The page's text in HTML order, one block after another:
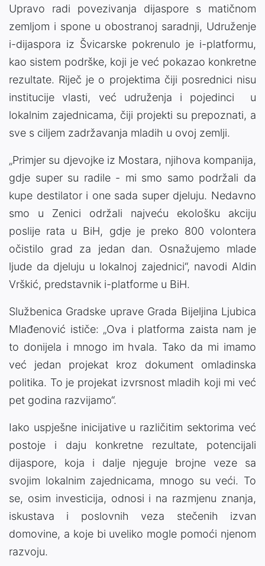
Upravo radi povezivanja dijaspore s matičnom
zemljom i spone u obostranoj saradnji, Udruženje
i-dijaspora iz Švicarske pokrenulo je i-platformu,
kao sistem podrške, koji je već pokazao konkretne
rezultate. Riječ je o projektima čiji posrednici nisu
institucije vlasti, već udruženja i pojedinci u
lokalnim zajednicama, čiji projekti su prepoznati, a
sve s ciljem zadržavanja mladih u ovoj zemlji.
„Primjer su djevojke iz Mostara, njihova kompanija,
gdje super su radile - mi smo samo podržali da
kupe destilator i one sada super djeluju. Nedavno
smo u Zenici održali najveću ekološku akciju
poslije rata u BiH, gdje je preko 800 volontera
očistilo grad za jedan dan. Osnažujemo mlade
ljude da djeluju u lokalnoj zajednici“, navodi Aldin
Vrškić, predstavnik i-platforme u BiH.
Službenica Gradske uprave Grada Bijeljina Ljubica
Mlađenović ističe: „Ova i platforma zaista nam je
to donijela i mnogo im hvala. Tako da mi imamo
već jedan projekat kroz dokument omladinska
politika. To je projekat izvrsnost mladih koji mi već
pet godina razvijamo“.
Iako uspješne inicijative u različitim sektorima već
postoje i daju konkretne rezultate, potencijali
dijaspore, koja i dalje njeguje brojne veze sa
svojim lokalnim zajednicama, mnogo su veći. To
se, osim investicija, odnosi i na razmjenu znanja,
iskustava i poslovnih veza stečenih izvan
domovine, a koje bi uveliko mogle pomoći njenom
razvoju.